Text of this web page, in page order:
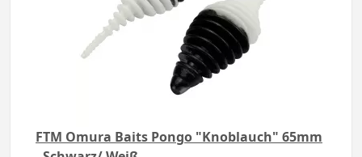
FTM Omura Baits Pongo "Knoblauch" 65mm